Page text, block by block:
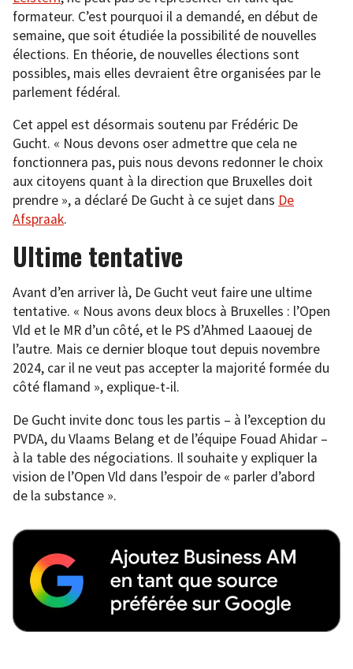
formateur. C’est pourquoi il a demandé, en début de
semaine, que soit étudiée la possibilité de nouvelles
élections. En théorie, de nouvelles élections sont
possibles, mais elles devraient être organisées par le
parlement fédéral.
Cet appel est désormais soutenu par Frédéric De
Gucht. « Nous devons oser admettre que cela ne
fonctionnera pas, puis nous devons redonner le choix
aux citoyens quant à la direction que Bruxelles doit
prendre », a déclaré De Gucht à ce sujet dans De
Afspraak.
Ultime tentative
Avant d’en arriver là, De Gucht veut faire une ultime
tentative. « Nous avons deux blocs à Bruxelles : l’Open
Vld et le MR d’un côté, et le PS d’Ahmed Laaouej de
l’autre. Mais ce dernier bloque tout depuis novembre
2024, car il ne veut pas accepter la majorité formée du
côté flamand », explique-t-il.
De Gucht invite donc tous les partis – à l’exception du
PVDA, du Vlaams Belang et de l’équipe Fouad Ahidar –
à la table des négociations. Il souhaite y expliquer la
vision de l’Open Vld dans l’espoir de « parler d’abord
de la substance ».